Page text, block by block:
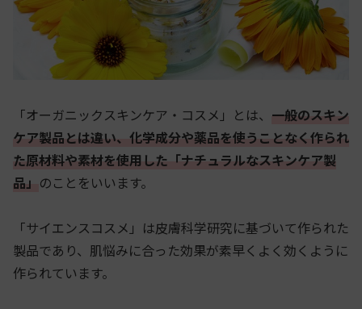
「オーガニックスキンケア・コスメ」とは、 一般のスキン
ケア製品とは違い、化学成分や薬品を使うことなく作られ
た原材料や素材を使用した「ナチュラルなスキンケア製
品」 のことをいいます。
「サイエンスコスメ」は皮膚科学研究に基づいて作られた
製品であり、肌悩みに合った効果が素早くよく効くように
作られています。